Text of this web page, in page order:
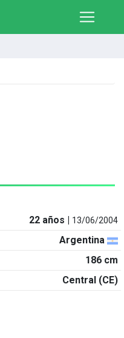
22 años | 13/06/2004
Argentina
186 cm
Central (CE)